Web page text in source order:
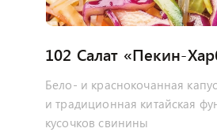
102 Салат «Пекин-
Бело- и краснокочанная
и традиционная китайская
кусочков свинины